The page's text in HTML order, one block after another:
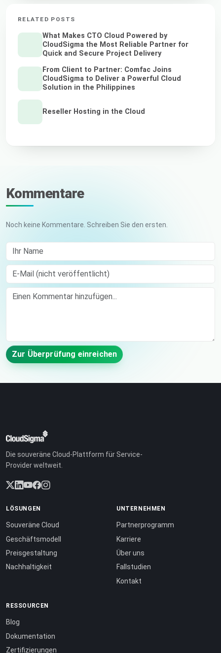
RELATED POSTS
What Makes CTO Cloud Powered by
CloudSigma the Most Reliable Partner for
Quick and Secure Project Delivery
From Client to Partner: Comfac Joins
CloudSigma to Deliver a Powerful Cloud
Solution in the Philippines
Reseller Hosting in the Cloud
Kommentare
Noch keine Kommentare. Schreiben Sie den ersten.
Ihr Name
E-Mail (nicht veröffentlicht)
Comment
Zur Überprüfung einreichen
Die souveräne Cloud-Plattform für Service-
Provider weltweit.
LÖSUNGEN
Souveräne Cloud
Geschäftsmodell
Preisgestaltung
Nachhaltigkeit
UNTERNEHMEN
Partnerprogramm
Karriere
Über uns
Fallstudien
Kontakt
RESSOURCEN
Blog
Dokumentation
Zertifizierungen